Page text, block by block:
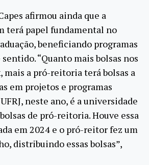
afirmou ainda que a
terá papel fundamental no
beneficiando programas
“Quanto mais bolsas nos
mais a pró-reitoria terá bolsas a
em projetos e programas
neste ano, é a universidade
de pró-reitoria. Houve essa
em 2024 e o pró-reitor fez um
distribuindo essas bolsas”,